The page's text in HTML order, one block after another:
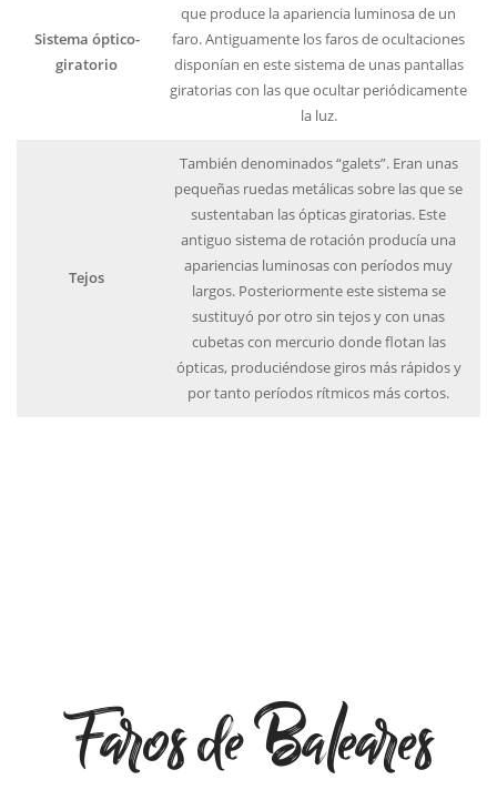
Sistema óptico-
giratorio
que produce la apariencia luminosa de un
faro. Antiguamente los faros de ocultaciones
disponían en este sistema de unas pantallas
giratorias con las que ocultar periódicamente
la luz.
Tejos
También denominados “galets”. Eran unas
pequeñas ruedas metálicas sobre las que se
sustentaban las ópticas giratorias. Este
antiguo sistema de rotación producía una
apariencias luminosas con períodos muy
largos. Posteriormente este sistema se
sustituyó por otro sin tejos y con unas
cubetas con mercurio donde flotan las
ópticas, produciéndose giros más rápidos y
por tanto períodos rítmicos más cortos.
Faros de Baleares